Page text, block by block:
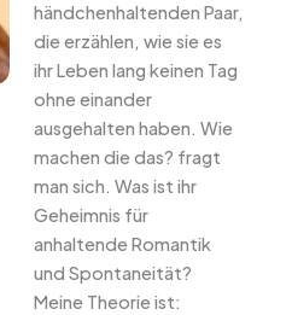
händchenhaltenden Paar,
die erzählen, wie sie es
ihr Leben lang keinen Tag
ohne einander
ausgehalten haben. Wie
machen die das? fragt
man sich. Was ist ihr
Geheimnis für
anhaltende Romantik
und Spontaneität?
Meine Theorie ist: